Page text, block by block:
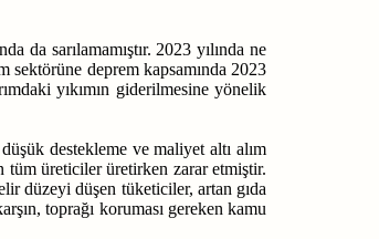
da sarılamamıştır. 2023 yılında ne
sektörüne deprem kapsamında 2023
yıkımın giderilmesine yönelik
destekleme ve maliyet altı alım
tüm üreticiler üretirken zarar etmiştir.
düzeyi düşen tüketiciler, artan gıda
toprağı koruması gereken kamu